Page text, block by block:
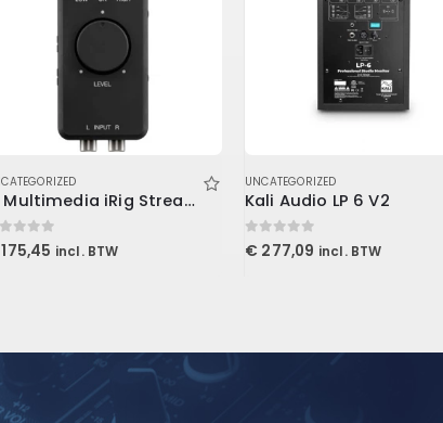
IK Multimedia iRig Stream
of 5
175,45 incl. BTW
UNCATEGORIZED
Kali Audio LP 6 V2
0out of 5
€ 277,09 incl. BTW